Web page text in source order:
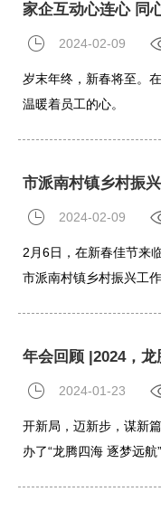
2024-02-09
岁末年终，新春将至。
温暖着员工的心。
市派南村镇乡村振
2024-02-09
2月6日，在新春佳节来
市派南村镇乡村振兴工
年会回顾 |2024，龙
2024-01-23
开新局，迈新步，谋新
办了“龙腾四海 逐梦远